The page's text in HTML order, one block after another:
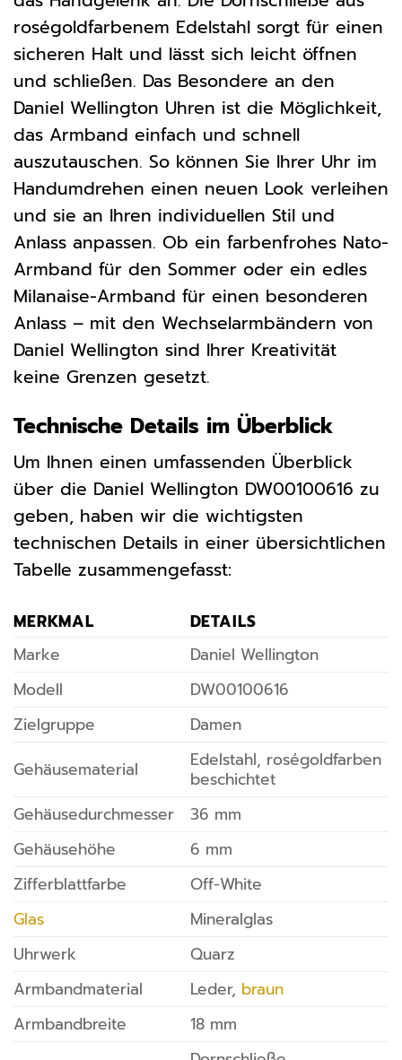
roségoldfarbenem Edelstahl sorgt für einen
sicheren Halt und lässt sich leicht öffnen
und schließen. Das Besondere an den
Daniel Wellington Uhren ist die Möglichkeit,
das Armband einfach und schnell
auszutauschen. So können Sie Ihrer Uhr im
Handumdrehen einen neuen Look verleihen
und sie an Ihren individuellen Stil und
Anlass anpassen. Ob ein farbenfrohes Nato-
Armband für den Sommer oder ein edles
Milanaise-Armband für einen besonderen
Anlass – mit den Wechselarmbändern von
Daniel Wellington sind Ihrer Kreativität
keine Grenzen gesetzt.
Technische Details im Überblick
Um Ihnen einen umfassenden Überblick
über die Daniel Wellington DW00100616 zu
geben, haben wir die wichtigsten
technischen Details in einer übersichtlichen
Tabelle zusammengefasst:
MERKMAL
DETAILS
Marke
Daniel Wellington
Modell
DW00100616
Zielgruppe
Damen
Gehäusematerial
Edelstahl, roségoldfarben
beschichtet
Gehäusedurchmesser
36 mm
Gehäusehöhe
6 mm
Zifferblattfarbe
Off-White
Glas
Mineralglas
Uhrwerk
Quarz
Armbandmaterial
Leder, braun
Armbandbreite
18 mm